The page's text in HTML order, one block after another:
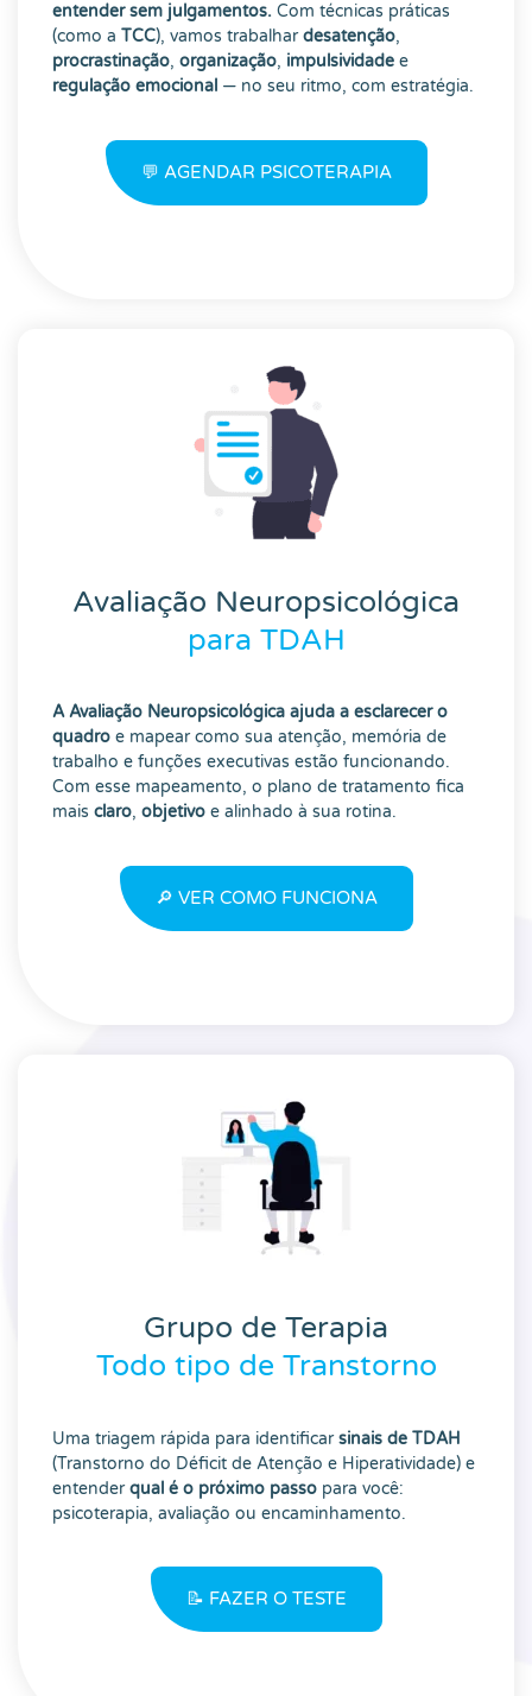
entender sem julgamentos. Com técnicas práticas
(como aTCC), vamos trabalhardesatenção,
procrastinação,organização, impulsividade e
regulação emocional — no seu ritmo, com estratégia.
💬 AGENDAR PSICOTERAPIA
Avaliação Neuropsicológica
para TDAH
A Avaliação Neuropsicológica ajuda a esclarecer o
quadro e mapear como sua atenção, memória de
trabalho e funções executivas estão funcionando.
Com esse mapeamento, o plano de tratamento fica
maisclaro,objetivo e alinhado à sua rotina.
🔎 VER COMO FUNCIONA
Grupo de Terapia
Todo tipo de Transtorno
Uma triagem rápida para identificarsinais de TDAH
(Transtorno do Déficit de Atenção e Hiperatividade) e
entenderqual é o próximo passo para você:
psicoterapia, avaliação ou encaminhamento.
📝 FAZER O TESTE